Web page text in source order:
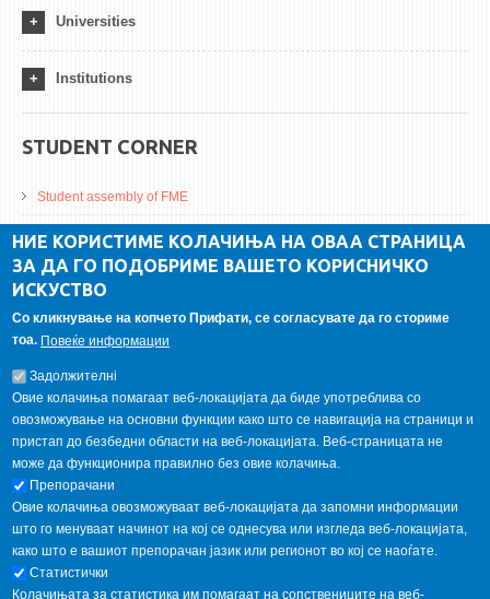
Universities
Institutions
STUDENT CORNER
Student assembly of FME
Da Vinci Magazinne
Alumni association
GALLERY
НИЕ КОРИСТИМЕ КОЛАЧИЊА НА ОВАА СТРАНИЦА
ЗА ДА ГО ПОДОБРИМЕ ВАШЕТО КОРИСНИЧКО
ИСКУСТВО
Со кликнување на копчето Прифати, се согласувате да го сториме
тоа. Повеќе информации
Задолжителнi
Овие колачиња помагаат веб-локацијата да биде употреблива со
овозможување на основни функции како што се навигација на страници и
пристап до безбедни области на веб-локацијата. Веб-страницата не
може да функционира правилно без овие колачиња.
Препорачани
Овие колачиња овозможуваат веб-локацијата да запомни информации
што го менуваат начинот на кој се однесува или изгледа веб-локацијата,
како што е вашиот препорачан јазик или регионот во кој се наоѓате.
Статистички
Колачињата за статистика им помагаат на сопствениците на веб-